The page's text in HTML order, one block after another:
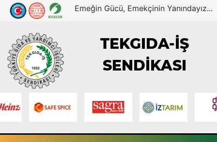
Emeğin Gücü, Emekçinin Yanındayız...
TEKGIDA-İŞ
SENDİKASI